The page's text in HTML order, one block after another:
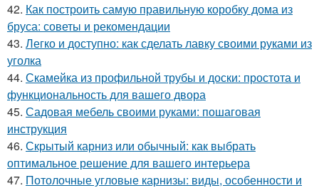
42. Как построить самую правильную коробку дома из
бруса: советы и рекомендации
43. Легко и доступно: как сделать лавку своими руками из
уголка
44. Скамейка из профильной трубы и доски: простота и
функциональность для вашего двора
45. Садовая мебель своими руками: пошаговая
инструкция
46. Скрытый карниз или обычный: как выбрать
оптимальное решение для вашего интерьера
47. Потолочные угловые карнизы: виды, особенности и